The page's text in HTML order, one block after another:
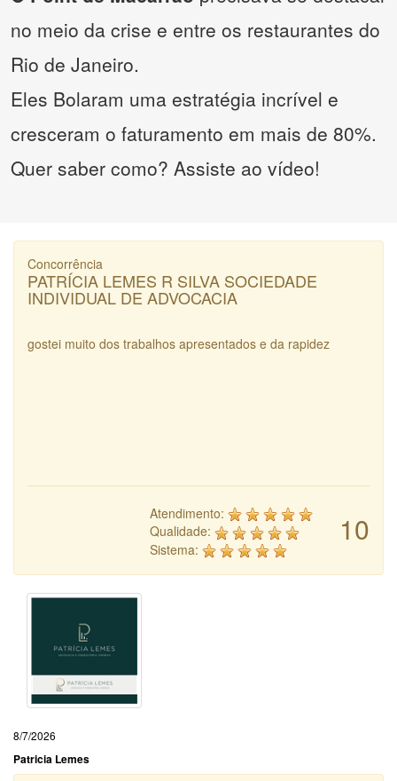
no meio da crise e entre os restaurantes do
Rio de Janeiro.
Eles Bolaram uma estratégia incrível e
cresceram o faturamento em mais de 80%.
Quer saber como? Assiste ao vídeo!
Concorrência
PATRÍCIA LEMES R SILVA SOCIEDADE
INDIVIDUAL DE ADVOCACIA
gostei muito dos trabalhos apresentados e da rapidez
10
Atendimento:
Qualidade:
Sistema:
8/7/2026
Patricia Lemes